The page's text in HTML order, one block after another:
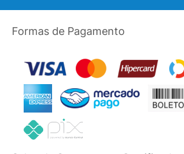
Formas de Pagamento